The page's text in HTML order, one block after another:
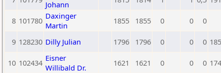
Johann
8 101780 Daxinger
Martin
1855 1855 0 0 0
9 128230 Dilly Julian 1796 1796 0 0 0
10 102434 Eisner
Willibald Dr.
1621 1621 0 0 0